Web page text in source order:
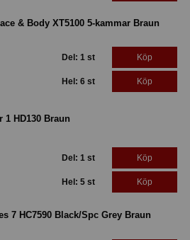
& Body XT5100 5-kammar Braun
Del: 1 st Köp
Hel: 6 st Köp
1 HD130 Braun
Del: 1 st Köp
Hel: 5 st Köp
7 HC7590 Black/Spc Grey Braun